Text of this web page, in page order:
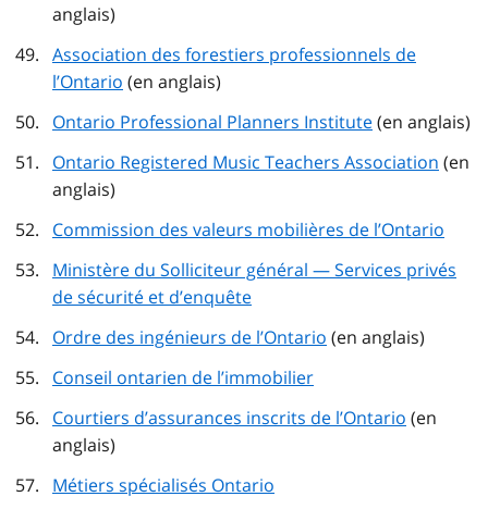
anglais)
Association des forestiers professionnels de
l’Ontario (en anglais)
Ontario Professional Planners Institute(en anglais)
Ontario Registered Music Teachers Association (en
anglais)
Commission des valeurs mobilières de l’Ontario
Ministère du Solliciteur général — Services privés
de sécurité et d’enquête
Ordre des ingénieurs de l’Ontario (en anglais)
Conseil ontarien de l’immobilier
Courtiers d’assurances inscrits de l’Ontario (en
anglais)
Métiers spécialisés Ontario